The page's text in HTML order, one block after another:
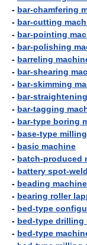
- bar-chamfering
- bar-cutting
- bar-pointing
- bar-polishing
- barreling
- bar-shearing
- bar-skimming
- bar-
- bar-tagging
- bar-type boring
- base-type
- basic machine
- batch-produced
- battery spot-
- beading machine
- bearing roller
- bed-type
- bed-type drilling
- bed-type